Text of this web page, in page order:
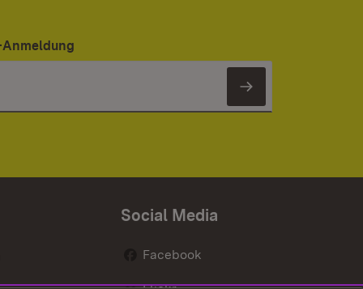
Newsletter
Social Media
Facebook